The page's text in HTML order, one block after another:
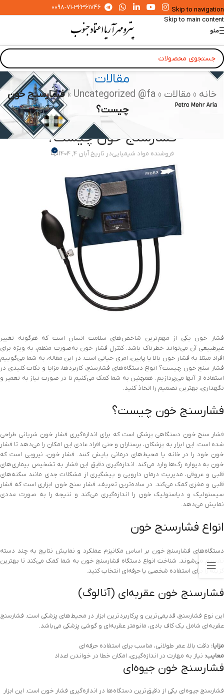
Skip to navigation
Skip to main content
0098-71-32361746
منو
مقالات
خانه » مقالات »
Uncategorized @fa
»فشارسنج خون
چیست؟
UNCATEGORIZED @FA
فشارسنج خون چیست؟
فروشنده مواد شیمیاییدر تاریخ آبان 4, 1404 0
فشار خون یکی از مهم‌ترین شاخص‌های سلامت انسان است که هرگونه تغییر
غیرطبیعی آن می‌تواند خطرناک باشد. کنترل فشار خون به‌صورت منظم، به ویژه برای
افراد مبتلا به فشار خون بالا یا پایین، امری حیاتی است. در این مقاله، به شما می‌گوییم
فشار سنج خون چیست؟ انواع دستگاه‌های فشارسنج، کاربردها، مزایا و نکات کلیدی در
استفاده از آنها می‌پردازیم. همچنین به شما کمک می‌کنیم تا در صورت نیاز به تعمیر و
نگهداری، بهترین تصمیم را اتخاذ کنید.
فشارسنج خون چیست؟
فشار سنج خون دستگاهی پزشکی است که برای اندازه‌گیری فشار خون شریانی طراحی
شده است. این ابزار به پزشکان، پرستاران و حتی افراد عادی این امکان را می‌دهد تا فشار
خون خود را در خانه یا محیط‌های درمانی پایش کنند. فشار خون، نیرویی است که
خون به دیواره رگ‌ها وارد می‌کند. اندازه‌گیری دقیق این فشار به تشخیص بیماری‌های
قلبی و عروقی، مدیریت درمان دارویی و پیشگیری از مشکلات جدی مانند سکته‌های
قلبی و مغزی کمک می‌کند. در ساده‌ترین تعریف، فشار سنج خون ابزاری است که فشار
سیستولیک و دیاستولیک خون را اندازه‌گیری می‌کند و نتیجه را به صورت عددی
نمایش می‌دهد.
انواع فشارسنج خون
دستگاه‌های فشارسنج خون بر اساس مکانیزم عملکرد و نمایش نتایج به چند دسته
تقسیم می‌شوند. شناخت انواع دستگاه فشارسنج خون به شما کمک می‌کند تا بهترین
گزینه را برای استفاده شخصی یا حرفه‌ای انتخاب کنید.
فشارسنج خون عقربه‌ای (آنالوگ)
این نوع فشارسنج، قدیمی‌ترین و پرکاربردترین ابزار در محیط‌های پزشکی است. فشارسنج
عقربه‌ای شامل یک کاف بادی، مانومتر عقربه‌ای و گوشی پزشکی می‌باشد.
مزایا: دقت بالا، عمر طولانی، مناسب برای استفاده حرفه‌ای
معایب: نیاز به مهارت در اندازه‌گیری، امکان خطا در خواندن اعداد
فشارسنج خون جیوه‌ای
فشارسنج جیوه‌ای یکی از دقیق‌ترین دستگاه‌ها در اندازه‌گیری فشار خون است. این ابزار